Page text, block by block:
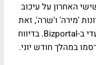
האחרון על עיכוב
'מירה' ו'שרה', זאת
כפי שדווח יום קודם לכן באופן בלעדי ב-Bizportal. בדיווח